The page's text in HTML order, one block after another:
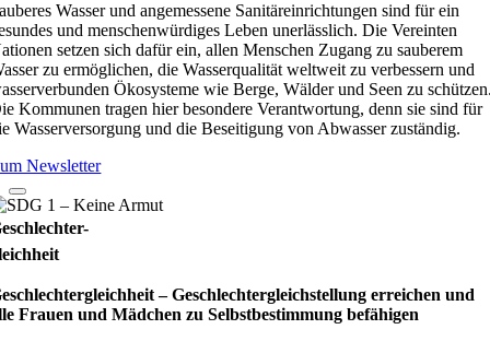
Wasser und angemessene Sanitäreinrichtungen sind für ein
und menschenwürdiges Leben unerlässlich. Die Vereinten
setzen sich dafür ein, allen Menschen Zugang zu sauberem
zu ermöglichen, die Wasserqualität weltweit zu verbessern und
Ökosysteme wie Berge, Wälder und Seen zu
Kommunen tragen hier besondere Verantwortung, denn sie sind für
Wasserversorgung und die Beseitigung von Abwasser zuständig.
Newsletter
– Geschlechtergleichstellung erreichen und
Frauen und Mädchen zu Selbstbestimmung befähigen